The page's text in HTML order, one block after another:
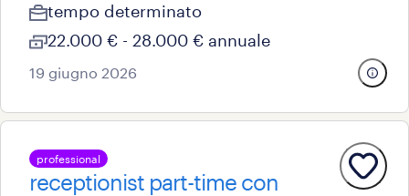
tempo determinato
22.000 € - 28.000 € annuale
19 giugno 2026
professional
receptionist part-time con